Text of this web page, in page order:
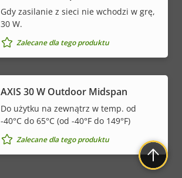
Gdy zasilanie z sieci nie wchodzi w grę,
30 W.
Zalecane dla tego produktu
AXIS 30 W Outdoor Midspan
Do użytku na zewnątrz w temp. od
-40°C do 65°C (od -40°F do 149°F)
Zalecane dla tego produktu